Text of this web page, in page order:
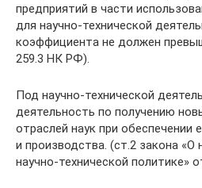
предприятий в части
для научно-технической
коэффициента не должен
259.3 НК РФ).
Под научно-технической
деятельность по получению
отраслей наук при обеспечении
и производства. (ст.2 закона «О
научно-технической политике»